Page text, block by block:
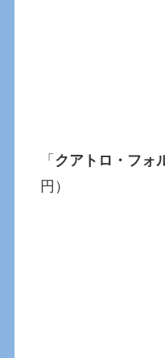
「 クアトロ・フォ
円）